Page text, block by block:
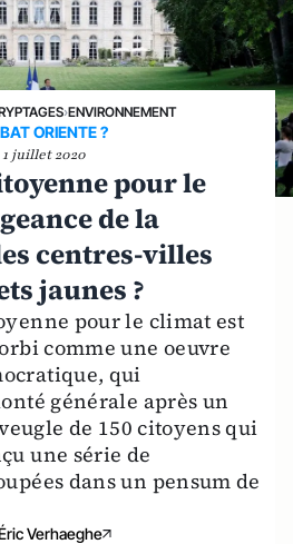
›ENVIRONNEMENT
ORIENTE ?
1 juillet 2020
pour le
de la
centres-villes
jaunes ?
pour le climat est
comme une oeuvre
qui
générale après un
de 150 citoyens qui
une série de
dans un pensum de
Verhaeghe